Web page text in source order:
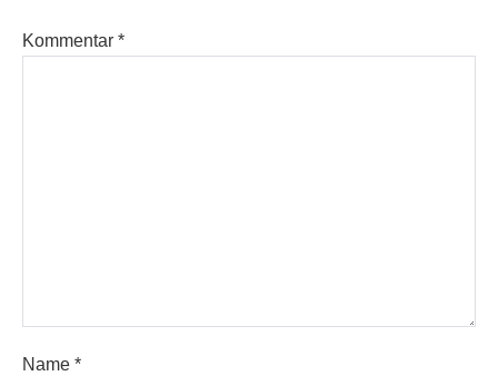
Kommentar *
Name *